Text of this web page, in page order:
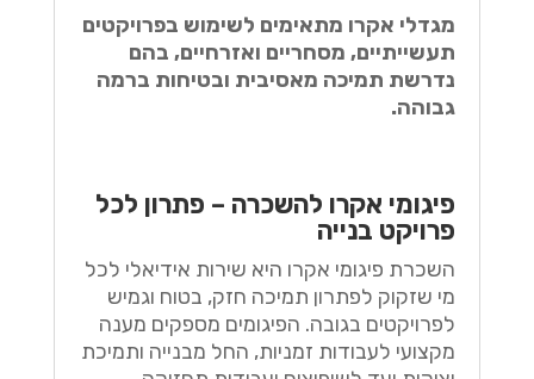
מגדלי אקרו מתאימים לשימוש בפרויקטים
תעשייתיים, מסחריים ואזרחיים, בהם
נדרשת תמיכה מאסיבית ובטיחות ברמה
גבוהה.
פיגומי אקרו להשכרה – פתרון לכל
פרויקט בנייה
השכרת פיגומי אקרו היא שירות אידיאלי לכל
מי שזקוק לפתרון תמיכה חזק, בטוח וגמיש
לפרויקטים בגובה. הפיגומים מספקים מענה
מקצועי לעבודות זמניות, החל מבנייה ותמיכת